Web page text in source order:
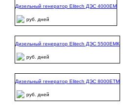
Дизельный генератор Elitech ДЭС 4000ЕМ
руб. дней
Дизельный генератор Elitech ДЭС 5500ЕМК
руб. дней
Дизельный генератор Elitech ДЭС 8000ЕТМ
руб. дней